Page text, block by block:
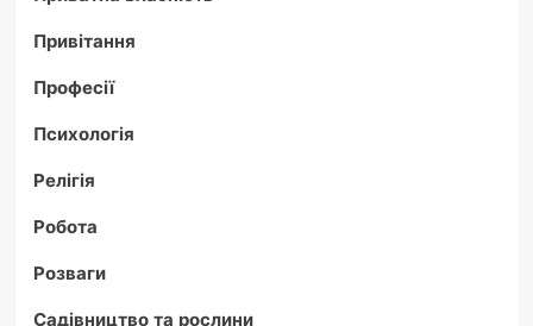
Привітання
Професії
Психологія
Релігія
Робота
Розваги
Садівництво та рослини